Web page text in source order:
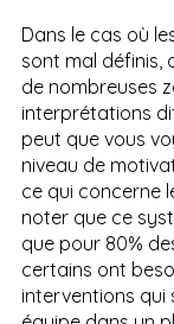
Dans le cas où
sont mal définis,
de nombreuses
interprétations
peut que vous
niveau de
ce qui concerne
noter que ce
que pour 80%
certains ont
interventions qui